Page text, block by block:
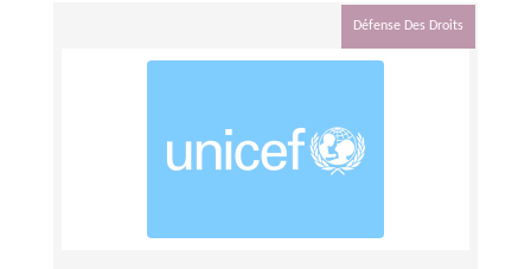
Défense Des Droits